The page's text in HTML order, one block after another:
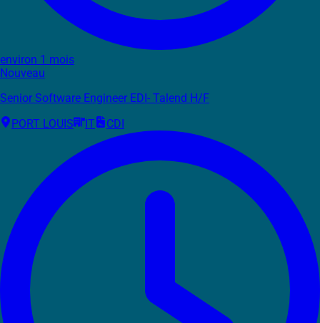
environ 1 mois
Nouveau
Senior Software Engineer EDI- Talend H/F
PORT LOUIS
IT CDI